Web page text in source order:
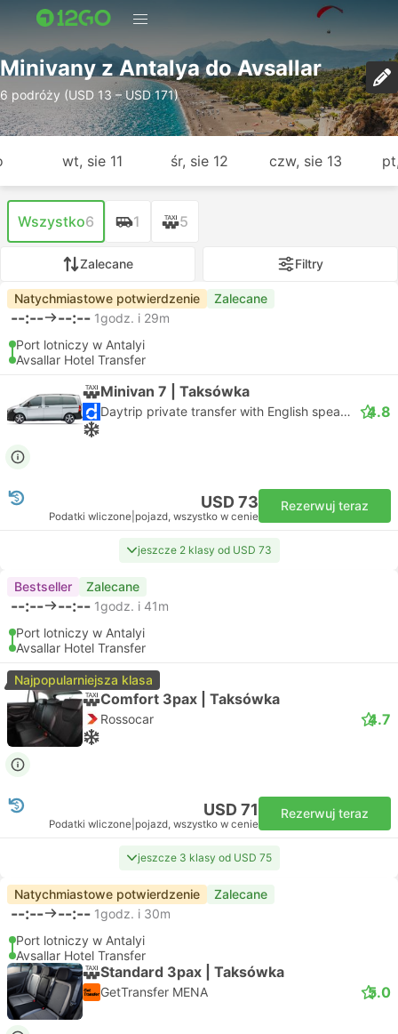
Minivany z Antalya do Avsallar
6 podróży (USD 13 – USD 171)
wt, sie 11 śr, sie 12 czw, sie 13
Wszystko6 1 5
Zalecane Filtry
Natychmiastowe potwierdzenie Zalecane
--:-- --:-- 1godz. i 29m
Port lotniczy w Antalyi
Avsallar Hotel Transfer
Minivan 7 | Taksówka
Daytrip private transfer with English speaking driver 4.8
USD 73
Podatki wliczone pojazd, wszystko w cenie
Rezerwuj teraz
jeszcze 2 klasy od USD 73
Bestseller Zalecane
--:-- --:-- 1godz. i 41m
Port lotniczy w Antalyi
Avsallar Hotel Transfer
Najpopularniejsza klasa
Comfort 3pax | Taksówka
Rossocar 4.7
USD 71
Podatki wliczone pojazd, wszystko w cenie
Rezerwuj teraz
jeszcze 3 klasy od USD 75
Natychmiastowe potwierdzenie Zalecane
--:-- --:-- 1godz. i 30m
Port lotniczy w Antalyi
Avsallar Hotel Transfer
Standard 3pax | Taksówka
GetTransfer MENA 5.0